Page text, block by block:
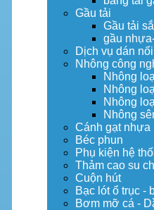
Gầu tải
Gầu tải
gầu
Dịch vụ dán
Nhông công
Nhông
Nhông
Nhông
Nhông
Cánh gạt nhựa
Béc phun
Phụ kiện hệ
Thảm cao su
Cuộn hút
Bạc lót ổ trục -
Bơm mỡ cá -